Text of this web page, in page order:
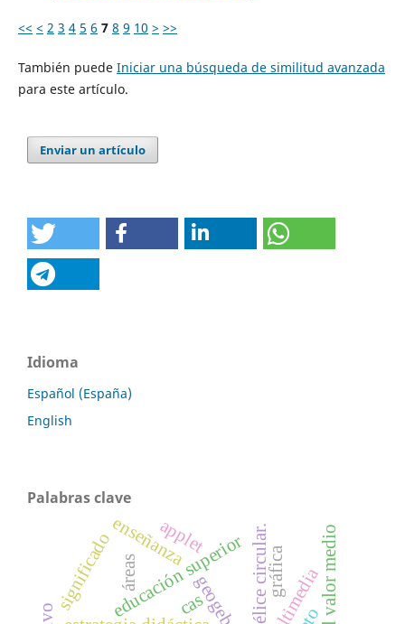
<< < 2 3 4 5 6 7 8 9 10 > >>
También puede Iniciar una búsqueda de similitud avanzada
para este artículo.
Enviar un artículo
Idioma
Español (España)
English
Palabras clave
educación superior
geogebra hélice circular.
áreas
enseñanza
significado gráfica
applet
cas